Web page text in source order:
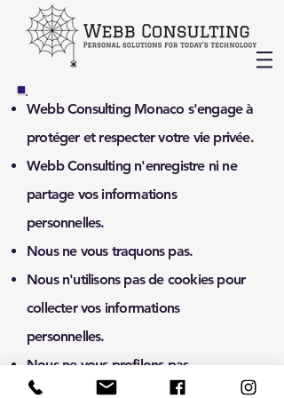
Webb Consulting Monaco s'engage à
protéger et respecter votre vie privée.
Webb Consulting n'enregistre ni ne
partage vos informations
personnelles.
Nous ne vous traquons pas.
Nous n'utilisons pas de cookies pour
collecter vos informations
personnelles.
Nous ne vous profilons pas.
Ce site est destiné uniquement à titre